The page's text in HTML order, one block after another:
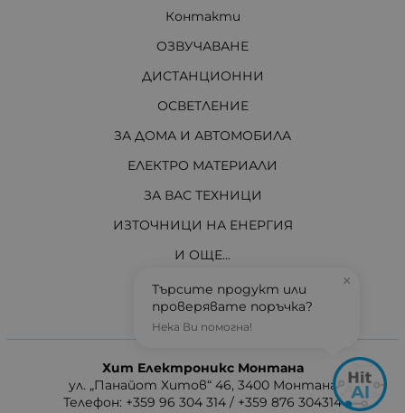
Контакти
ОЗВУЧАВАНЕ
ДИСТАНЦИОННИ
ОСВЕТЛЕНИЕ
ЗА ДОМА И АВТОМОБИЛА
ЕЛЕКТРО МАТЕРИАЛИ
ЗА ВАС ТЕХНИЦИ
ИЗТОЧНИЦИ НА ЕНЕРГИЯ
И ОЩЕ...
АКТУАЛНО
Хит Електроникс Монтана
ул. „Панайот Хитов“ 46, 3400 Монтана
Телефон: +359 96 304 314 / +359 876 304314
×
Търсите продукт или
проверявате поръчка?
Нека Ви помогна!